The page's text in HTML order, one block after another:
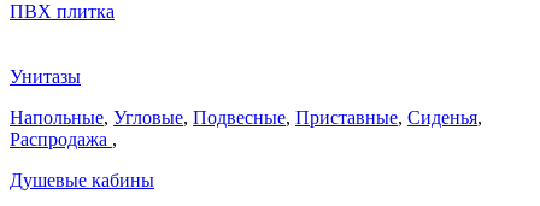
ПВХ плитка
Унитазы
Напольные, Угловые, Подвесные, Приставные, Сиденья,
Распродажа ,
Душевые кабины